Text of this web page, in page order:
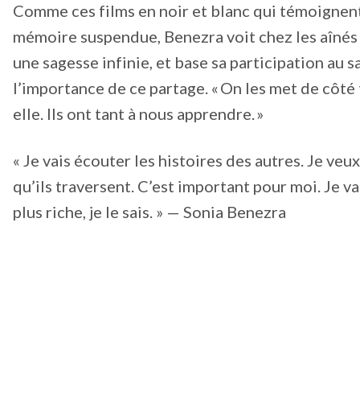
Comme ces films en noir et blanc qui
mémoire suspendue, Benezra voit chez les
une sagesse infinie, et base sa participation au
l’importance de ce partage. « On les met de
elle. Ils ont tant à nous apprendre. »
« Je vais écouter les histoires des autres. Je
qu’ils traversent. C’est important pour moi. Je
plus riche, je le sais. » — Sonia Benezra